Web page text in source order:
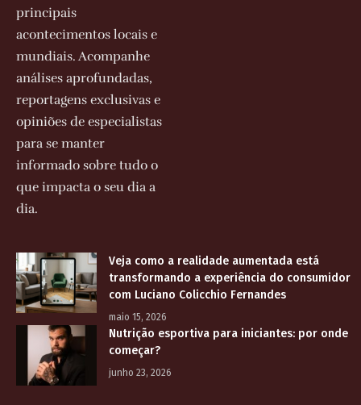
principais
acontecimentos locais e
mundiais. Acompanhe
análises aprofundadas,
reportagens exclusivas e
opiniões de especialistas
para se manter
informado sobre tudo o
que impacta o seu dia a
dia.
Veja como a realidade aumentada está
transformando a experiência do consumidor
com Luciano Colicchio Fernandes
maio 15, 2026
Nutrição esportiva para iniciantes: por onde
começar?
junho 23, 2026